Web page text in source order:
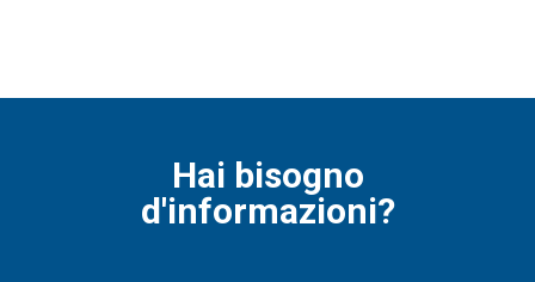
Hai bisogno
d'informazioni?